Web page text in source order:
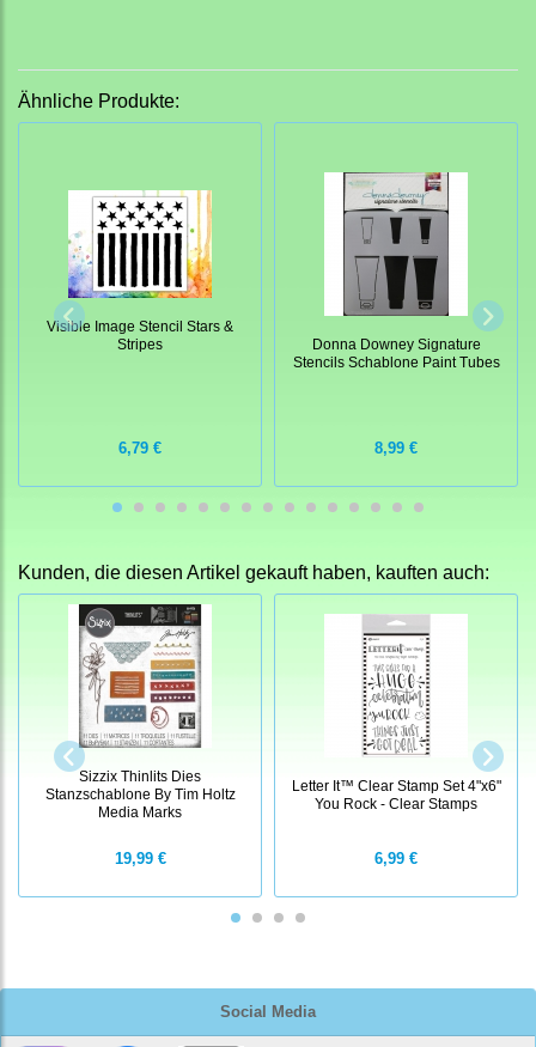
Social Media
Ähnliche Produkte:
Visible Image Stencil Stars &
Stripes
6,79 €
Donna Downey Signature
Stencils Schablone Paint Tubes
8,99 €
Kunden, die diesen Artikel gekauft haben, kauften auch:
Sizzix Thinlits Dies
Stanzschablone By Tim Holtz
Media Marks
19,99 €
Letter It™ Clear Stamp Set 4"x6"
You Rock - Clear Stamps
6,99 €